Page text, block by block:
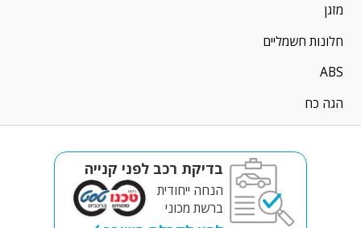
מזגן
חלונות חשמליים
ABS
הגה כח
בדיקת רכב לפני קנייה
הנחה ייחודית
ברשת מכוני